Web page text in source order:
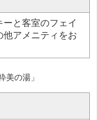
と客室のフェイ
他アメニティをお
美の湯」